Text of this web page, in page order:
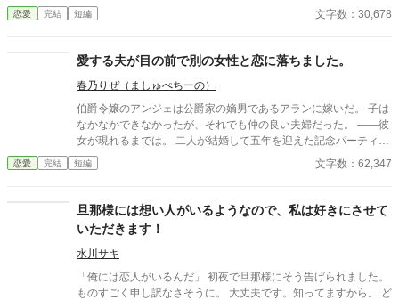
フリー素材、フォントは簡単表紙メーカー様のものを使用してお
ります。 全年齢作品です。 ベリーズカフェ公開日 2022/09/21
作品の無断転載はご遠慮ください。
恋愛 完結 短編 文字数：30,678
愛する夫が目の前で別の女性と恋に落ちました。
春乃りぜ（ましゅぺちーの）
伯爵令嬢のアンジェは公爵家の嫡男であるアランに嫁いだ。 子は
なかなかできなかったが、それでも仲の良い夫婦だった。 ――彼
女が現れるまでは。 二人が結婚して五年を迎えた記念パーティー
でアランは若く美しい令嬢と恋に落ちてしまう。 それからアラン
は変わり、何かと彼女のことを優先するようになり……
恋愛 完結 短編 文字数：62,347
旦那様には想い人がいるようなので、私は好きにさせて
いただきます！
水川サキ
「俺には恋人がいるんだ」 初夜で旦那様にそう告げられました。
ものすごく申し訳なさそうに。 大丈夫です。知ってますから。 ど